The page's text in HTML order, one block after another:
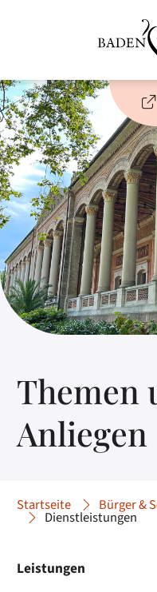
Themen
Anliegen
Startseite Bürger &
Dienstleistungen
Leistungen